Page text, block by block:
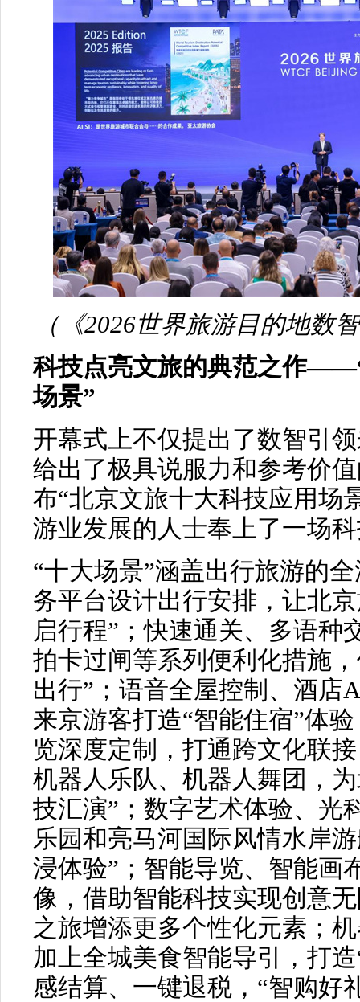
（《2026世界旅游目的地数
科技点亮文旅的典范之作
场景”
开幕式上不仅提出了数智引
给出了极具说服力和参考价
布“北京文旅十大科技应用场
游业发展的人士奉上了一场
“十大场景”涵盖出行旅游的
务平台设计出行安排，让北
启行程”；快速通关、多语种
拍卡过闸等系列便利化措施
出行”；语音全屋控制、酒店
来京游客打造“智能住宿”体
览深度定制，打通跨文化联
机器人乐队、机器人舞团，
技汇演”；数字艺术体验、光
乐园和亮马河国际风情水岸
浸体验”；智能导览、智能画
像，借助智能科技实现创意
之旅增添更多个性化元素；
加上全城美食智能导引，打
感结算、一键退税，“智购好